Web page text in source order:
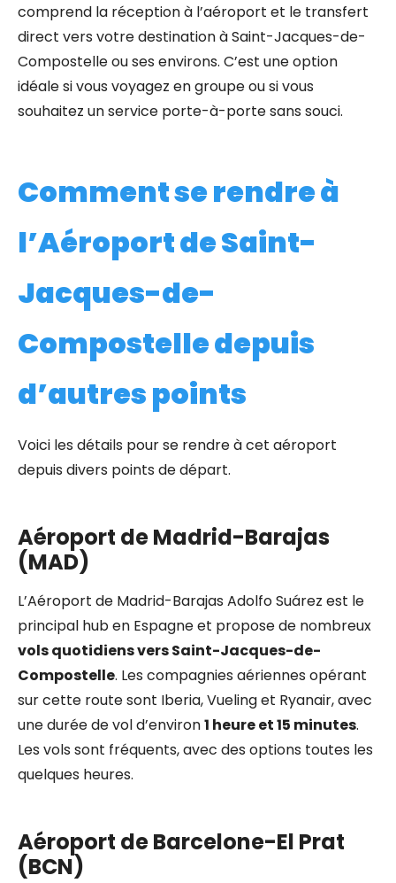
comprend la réception à l’aéroport et le transfert
direct vers votre destination à Saint-Jacques-de-
Compostelle ou ses environs. C’est une option
idéalesi vous voyagez en groupe ou si vous
souhaitez un service porte-à-porte sans souci.
Comment se rendre à
l’Aéroport de Saint-
Jacques-de-
Compostelle depuis
d’autres points
Voici les détails pour se rendre à cet aéroport
depuis divers points de départ.
Aéroport de Madrid-Barajas
(MAD)
L’Aéroport de Madrid-Barajas Adolfo Suárez est le
principal hub en Espagne et propose de nombreux
vols quotidiens vers Saint-Jacques-de-
Compostelle. Les compagnies aériennes opérant
sur cette route sont Iberia, Vueling et Ryanair, avec
une durée de vol d’environ1 heure et 15 minutes.
Les vols sont fréquents, avec des options toutes les
quelques heures.
Aéroport de Barcelone-El Prat
(BCN)